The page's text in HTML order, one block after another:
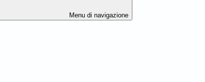
Menu di navigazione